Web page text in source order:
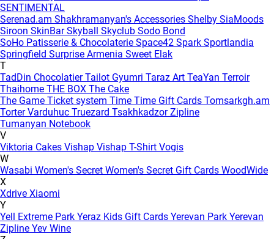
SENTIMENTAL
Serenad.am Shakhramanyan's Accessories Shelby SiaMoods
Siroon SkinBarSkyball Skyclub Sodo Bond
SoHo Patisserie & Chocolaterie Space42 Spark Sportlandia
Springfield Surprise Armenia Sweet Elak
T
TadDin ChocolatierTailot Gyumri Taraz Art TeaYan Terroir
Thaihome THE BOX The Cake
The Game Ticket system Time Time Gift Cards Tomsarkgh.am
Torter Varduhuc Truezard Tsakhkadzor Zipline
Tumanyan Notebook
V
Viktoria Cakes Vishap Vishap T-Shirt Vogis
W
Wasabi Women's Secret Women's Secret Gift Cards WoodWide
X
Xdrive Xiaomi
Y
Yell Extreme Park Yeraz Kids Gift Cards Yerevan Park Yerevan
Zipline Yev Wine